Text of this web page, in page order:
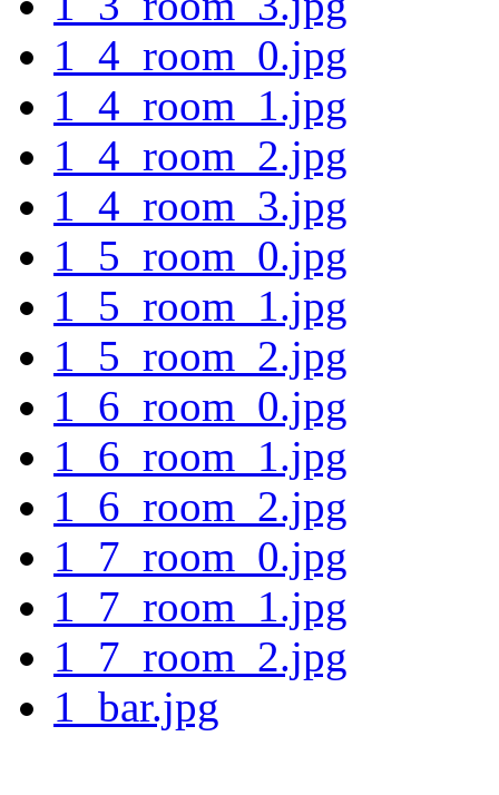
1_4_room_0.jpg
1_4_room_1.jpg
1_4_room_2.jpg
1_4_room_3.jpg
1_5_room_0.jpg
1_5_room_1.jpg
1_5_room_2.jpg
1_6_room_0.jpg
1_6_room_1.jpg
1_6_room_2.jpg
1_7_room_0.jpg
1_7_room_1.jpg
1_7_room_2.jpg
1_bar.jpg